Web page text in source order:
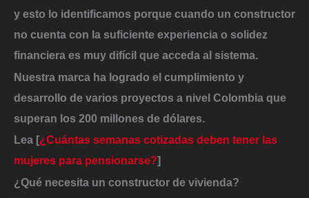
y esto lo identificamos porque cuando un constructor
no cuenta con la suficiente experiencia o solidez
financiera es muy difícil que acceda al sistema.
Nuestra marca ha logrado el cumplimiento y
desarrollo de varios proyectos a nivel Colombia que
superan los 200 millones de dólares.
Lea [¿Cuántas semanas cotizadas deben tener las
mujeres para pensionarse?]
¿Qué necesita un constructor de vivienda?